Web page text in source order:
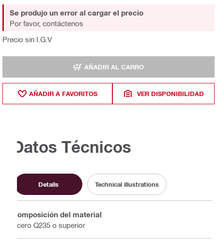
Precio sin I.G.V
Se produjo un error al cargar el precio
Por favor, contáctenos
AÑADIR AL CARRO
AÑADIR A FAVORITOS VER DISPONIBILIDAD
Datos Técnicos
Details Technical illustrations
Composición del material
Acero Q235 o superior